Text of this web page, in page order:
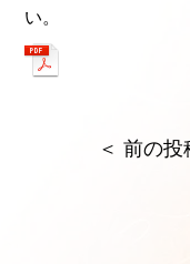
い。
＜ 前の投